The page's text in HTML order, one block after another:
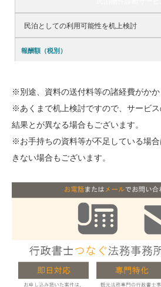
内
容
報
（税
別）
民泊としての利用可能性を机上検討
※別途、資料の送付料等の諸経費がかか
※あくまで机上検討ですので、サービ
結果とが異なる場合もございます。
※お手持ちの資料等が不足している場
きない場合もございます。